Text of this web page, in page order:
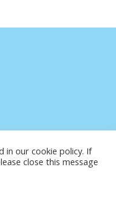
2015-2026. BALTIC LIVE CAM
in our cookie policy. If
close this message